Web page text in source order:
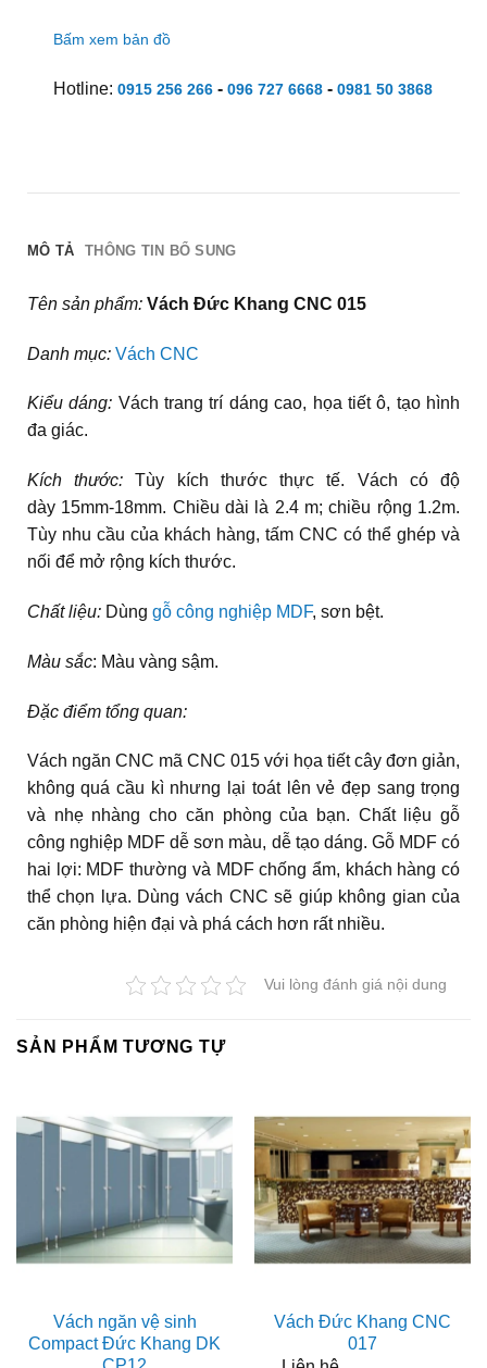
Bấm xem bản đồ
Hotline: 0915 256 266- 096 727 6668- 0981 50 3868
MÔ TẢ THÔNG TIN BỔ SUNG
Tên sản phẩm: Vách Đức Khang CNC 015
Danh mục: Vách CNC
Kiểu dáng: Vách trang trí dáng cao, họa tiết ô, tạo hình
đa giác.
Kích thước: Tùy kích thước thực tế. Vách có độ
dày 15mm-18mm. Chiều dài là 2.4 m; chiều rộng 1.2m.
Tùy nhu cầu của khách hàng, tấm CNC có thể ghép và
nối để mở rộng kích thước.
Chất liệu: Dùng gỗ công nghiệp MDF, sơn bệt.
Màu sắc: Màu vàng sậm.
Đặc điểm tổng quan:
Vách ngăn CNC mã CNC 015 với họa tiết cây đơn giản,
không quá cầu kì nhưng lại toát lên vẻ đẹp sang trọng
và nhẹ nhàng cho căn phòng của bạn. Chất liệu gỗ
công nghiệp MDF dễ sơn màu, dễ tạo dáng. Gỗ MDF có
hai lợi: MDF thường và MDF chống ẩm, khách hàng có
thể chọn lựa. Dùng vách CNC sẽ giúp không gian của
căn phòng hiện đại và phá cách hơn rất nhiều.
Vui lòng đánh giá nội dung
SẢN PHẨM TƯƠNG TỰ
Vách ngăn vệ sinh
Compact Đức Khang DK
Vách Đức Khang CNC
017